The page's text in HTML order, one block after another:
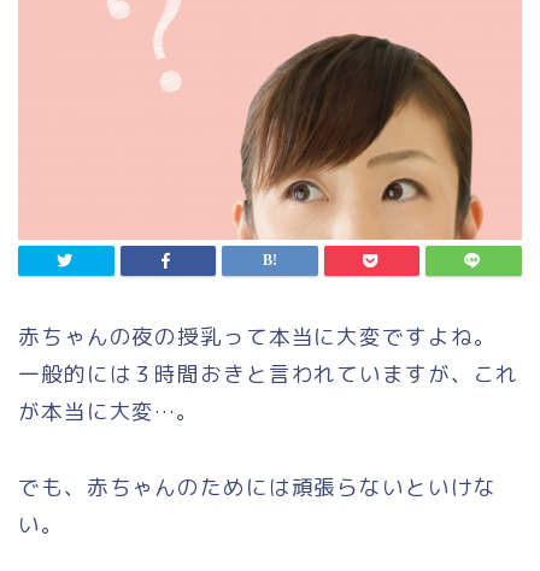
赤ちゃんの夜の授乳って本当に大変ですよね。
一般的には３時間おきと言われていますが、これ
が本当に大変…。
でも、赤ちゃんのためには頑張らないといけな
い。